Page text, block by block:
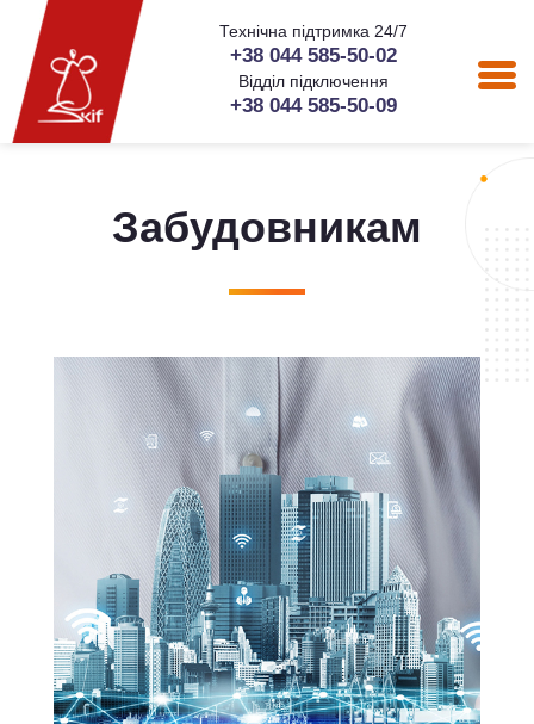
Технічна підтримка 24/7
+38 044 585-50-02
Відділ підключення
+38 044 585-50-09
Забудовникам